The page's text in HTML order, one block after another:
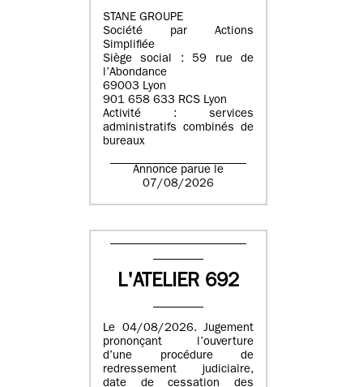
STANE GROUPE
Société par Actions
Simplifiée
Siège social : 59 rue de
l’Abondance
69003 Lyon
901 658 633 RCS Lyon
Activité : services
administratifs combinés de
bureaux
Annonce parue le
07/08/2026
L'ATELIER 692
Le 04/08/2026. Jugement
prononçant l’ouverture
d’une procédure de
redressement judiciaire,
date de cessation des